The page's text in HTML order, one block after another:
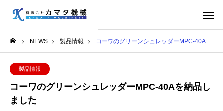
NEWS 製品情報 コーワのグリーンシュレッダーMPC-40Aを納品しました
製品情報
コーワのグリーンシュレッダーMPC-40Aを納品し
ました